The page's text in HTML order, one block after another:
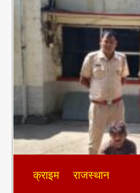
क्राइम राजस्थान